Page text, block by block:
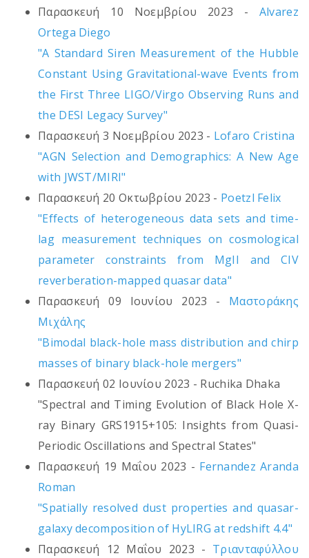
Παρασκευή 10 Νοεμβρίου 2023 - Alvarez
Ortega Diego
"A Standard Siren Measurement of the Hubble
Constant Using Gravitational-wave Events from
the First Three LIGO/Virgo Observing Runs and
the DESI Legacy Survey"
Παρασκευή 3 Νοεμβρίου 2023 - Lofaro Cristina
"AGN Selection and Demographics: A New Age
with JWST/MIRI"
Παρασκευή 20 Οκτωβρίου 2023 - Poetzl Felix
"Effects of heterogeneous data sets and time-
lag measurement techniques on cosmological
parameter constraints from MgII and CIV
reverberation-mapped quasar data"
Παρασκευή 09 Ιουνίου 2023 - Μαστοράκης
Μιχάλης
"Bimodal black-hole mass distribution and chirp
masses of binary black-hole mergers"
Παρασκευή 02 Ιουνίου 2023 - Ruchika Dhaka
"Spectral and Timing Evolution of Black Hole X-
ray Binary GRS1915+105: Insights from Quasi-
Periodic Oscillations and Spectral States"
Παρασκευή 19 Μαΐου 2023 - Fernandez Aranda
Roman
"Spatially resolved dust properties and quasar-
galaxy decomposition of HyLIRG at redshift 4.4"
Παρασκευή 12 Μαΐου 2023 - Τριανταφύλλου